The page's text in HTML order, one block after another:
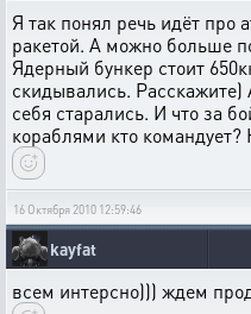
Я так понял речь идёт про
ракетой. А можно больше
Ядерный бункер стоит
скидывались. Расскажите)
себя старались. И что за
кораблями кто
16 Октября 2010 12:59:46
kayfat
всем интерсно))) ждем